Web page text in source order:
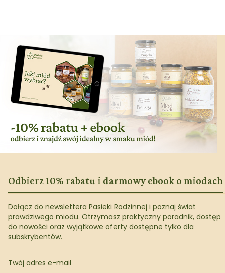
Odbierz 10% rabatu i darmowy ebook o miodach
Dołącz do newslettera Pasieki Rodzinnej i poznaj świat
prawdziwego miodu. Otrzymasz praktyczny poradnik, dostęp
do nowości oraz wyjątkowe oferty dostępne tylko dla
subskrybentów.
Twój adres e-mail